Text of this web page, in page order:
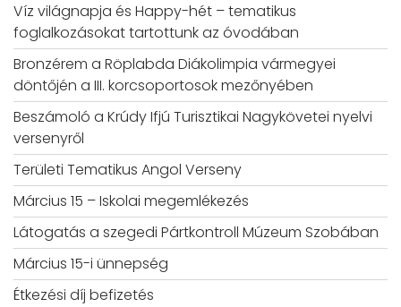
Víz világnapja és Happy-hét – tematikus
foglalkozásokat tartottunk az óvodában
Bronzérem a Röplabda Diákolimpia vármegyei
döntőjén a III. korcsoportosok mezőnyében
Beszámoló a Krúdy Ifjú Turisztikai Nagykövetei nyelvi
versenyről
Területi Tematikus Angol Verseny
Március 15 – Iskolai megemlékezés
Látogatás a szegedi Pártkontroll Múzeum Szobában
Március 15-i ünnepség
Étkezési díj befizetés